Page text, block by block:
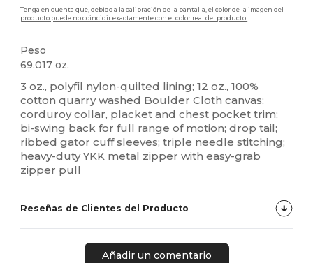
Tenga en cuenta que, debido a la calibración de la pantalla, el color de la imagen del
producto puede no coincidir exactamente con el color real del producto.
Peso
69.017 oz.
3 oz., polyfil nylon-quilted lining; 12 oz., 100%
cotton quarry washed Boulder Cloth canvas;
corduroy collar, placket and chest pocket trim;
bi-swing back for full range of motion; drop tail;
ribbed gator cuff sleeves; triple needle stitching;
heavy-duty YKK metal zipper with easy-grab
zipper pull
Reseñas de Clientes del Producto
Añadir un comentario